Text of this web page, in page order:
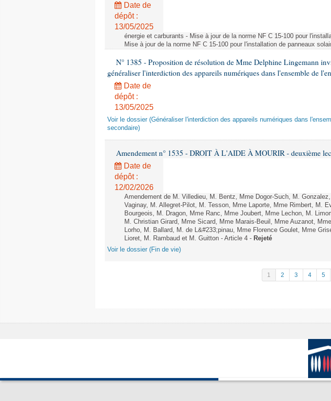
Date de
dépôt :
13/05/2025
énergie et carburants - Mise à jour de la norme NF C 15-100 pour
Mise à jour de la norme NF C 15-100 pour l'installation de panneaux
N° 1385 - Proposition de résolution de Mme Delphine Lingemann
généraliser l'interdiction des appareils numériques dans l'ensemble de
Date de
dépôt :
13/05/2025
Voir le dossier (Généraliser l'interdiction des appareils numériques dans
secondaire)
Amendement n° 1535 - DROIT À L'AIDE À MOURIR - deuxième
Date de
dépôt :
12/02/2026
Amendement de M. Villedieu, M. Bentz, Mme Dogor-Such, M.
Vaginay, M. Allegret-Pilot, M. Tesson, Mme Laporte, Mme Rimbert, M.
Bourgeois, M. Dragon, Mme Ranc, Mme Joubert, Mme Lechon, M.
M. Christian Girard, Mme Sicard, Mme Marais-Beuil, Mme Auzanot,
Lorho, M. Ballard, M. de L&#233;pinau, Mme Florence Goulet, Mme
Lioret, M. Rambaud et M. Guitton - Article 4 - Rejeté
Voir le dossier (Fin de vie)
1 2 3 4 5